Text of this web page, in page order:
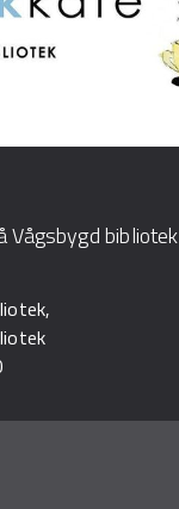
Vågsbygd bibliotek